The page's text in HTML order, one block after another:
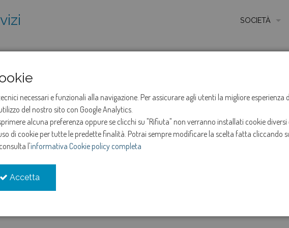
necessari e funzionali alla navigazione. Per assicurare agli utenti la migliore
del nostro sito con Google Analytics.
alcuna preferenza oppure se clicchi su "Rifiuta" non verranno installati cookie
di cookie per tutte le predette finalità. Potrai sempre modificare la scelta fatta cliccando
l'informativa Cookie policy completa
Accetta
SOCIETÀ
MISSIONE
MODELLO DI
Sospensione
Vittorio Veneto